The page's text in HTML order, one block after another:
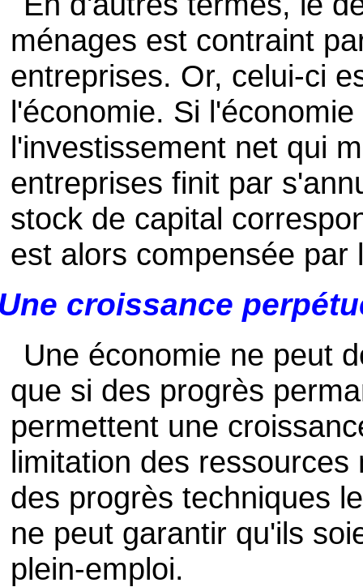
ménages est contraint
entreprises. Or, celui-ci
l'économie. Si
l'investissement net qui
entreprises finit par
stock de capital
est alors compensée
croissance
Une économie ne peut
que si des progrès
permettent une
limitation des
des progrès techniques
ne peut garantir qu'ils
plein-emploi.